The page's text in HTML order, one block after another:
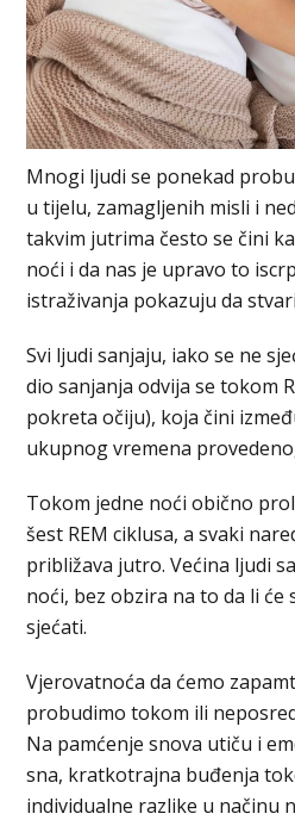
Mnogi ljudi se ponekad
u tijelu, zamagljenih misli i
takvim jutrima često se čini
noći i da nas je upravo to
istraživanja pokazuju da
Svi ljudi sanjaju, iako se ne
dio sanjanja odvija se tokom
pokreta očiju), koja čini
ukupnog vremena
Tokom jedne noći obično
šest REM ciklusa, a svaki
približava jutro. Većina ljudi
noći, bez obzira na to da li će
sjećati.
Vjerovatnoća da ćemo
probudimo tokom ili
Na pamćenje snova utiču i
sna, kratkotrajna buđenja
individualne razlike u načinu